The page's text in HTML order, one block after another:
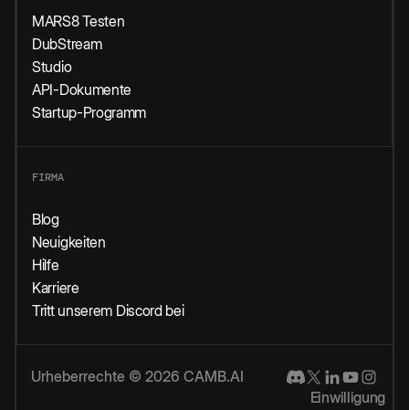
MARS8 Testen
DubStream
Studio
API-Dokumente
Startup-Programm
FIRMA
Blog
Neuigkeiten
Hilfe
Karriere
Tritt unserem Discord bei
Urheberrechte © 2026 CAMB.AI
Einwilligung